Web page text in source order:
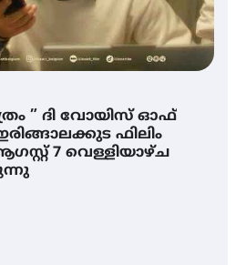
” ദി വോയിസ് ഓഫ്
ഫിലിം
7 വെള്ളിയാഴ്ച
മദ്രാസ്സിൽ നിന്നും
– ഇരിങ്ങാലക്കുട
ആതിര എം കെ യുടെ
പ്രതിസന്ധികളോട് പൊരുതി
ചിത്രം ” ദി വോയിസ്
റജബ് ” ഇരിങ്ങാലക്കുട
സൊസൈറ്റി ആഗസ്റ്റ് 7
സ്‌ക്രീൻ ചെയ്യുന്നു